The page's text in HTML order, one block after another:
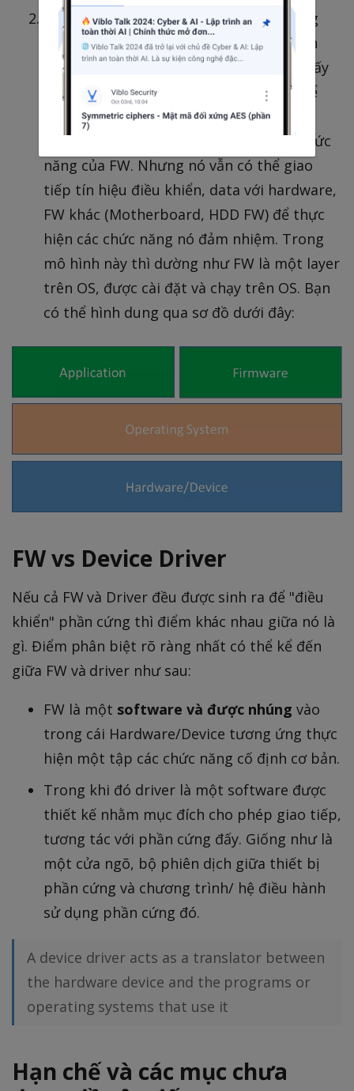
FW là một tiến trình chạy trên OS Trong
một dự án mình đã từng làm, phát triển
FW cho một con storage. Con storage đấy
dùng skerlet OS, và các ứng dụng có thể
được cài trên OS đấy. FW như một tiến
trình chạy trên OS đấy, thực hiện các chức
năng của FW. Nhưng nó vẫn có thể giao
tiếp tín hiệu điều khiển, data với hardware,
FW khác (Motherboard, HDD FW) để thực
hiện các chức năng nó đảm nhiệm. Trong
mô hình này thì dường như FW là một layer
trên OS, được cài đặt và chạy trên OS. Bạn
có thể hình dung qua sơ đồ dưới đây:
FW vs Device Driver
Nếu cả FW và Driver đều được sinh ra để "điều
khiển" phần cứng thì điểm khác nhau giữa nó là
gì. Điểm phân biệt rõ ràng nhất có thể kể đến
giữa FW và driver như sau:
FW là một software và được nhúng vào
trong cái Hardware/Device tương ứng thực
hiện một tập các chức năng cố định cơ bản.
Trong khi đó driver là một software được
thiết kế nhằm mục đích cho phép giao tiếp,
tương tác với phần cứng đấy. Giống như là
một cửa ngõ, bộ phiên dịch giữa thiết bị
phần cứng và chương trình/ hệ điều hành
sử dụng phần cứng đó.
A device driver acts as a translator between
the hardware device and the programs or
operating systems that use it
Hạn chế và các mục chưa